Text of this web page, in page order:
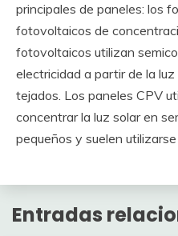
principales de paneles: los
fotovoltaicos de
fotovoltaicos utilizan
electricidad a partir de la
tejados. Los paneles CPV
concentrar la luz solar en
pequeños y suelen
Entradas